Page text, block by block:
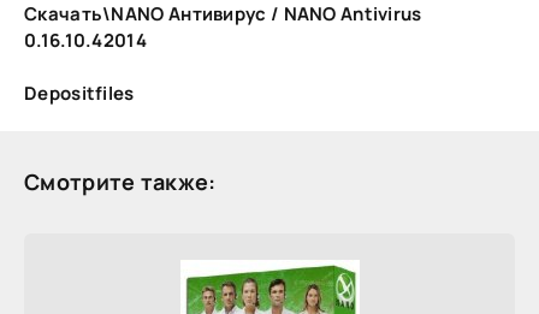
Скачать\NANO Антивирус / NANO Antivirus
0.16.10.42014
Depositfiles
Смотрите также: